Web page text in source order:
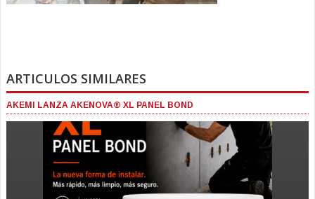
ARTICULOS SIMILARES
AKEMI LANZA AKENOVA® XL PANEL BOND